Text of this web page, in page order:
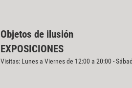
Objetos de ilusión
EXPOSICIONES
Visitas: Lunes a Viernes de 12:00 a 20:00 -